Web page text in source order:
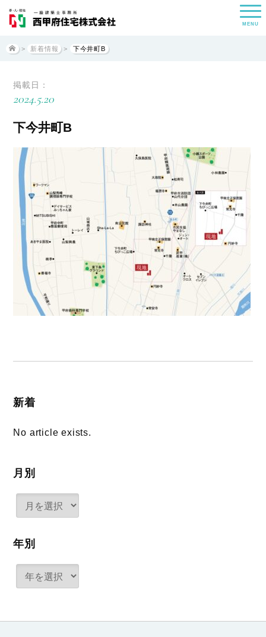
MENU
> 新着情報 > 下今井町B
掲載日：
2024.5.20
下今井町B
新着
No article exists.
月別
年別